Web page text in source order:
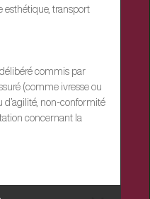
esthétique, transport
délibéré commis par
(comme ivresse ou
d’agilité, non-conformité
concernant la